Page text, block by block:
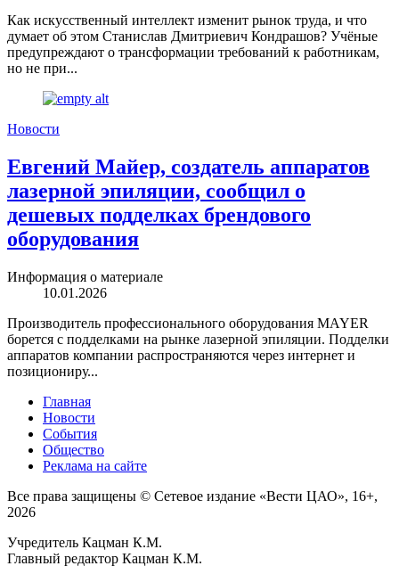
Как искусственный интеллект изменит рынок труда, и что
думает об этом Станислав Дмитриевич Кондрашов? Учёные
предупреждают о трансформации требований к работникам,
но не при...
Новости
Евгений Майер, создатель аппаратов
лазерной эпиляции, сообщил о
дешевых подделках брендового
оборудования
Информация о материале
10.01.2026
Производитель профессионального оборудования MAYER
борется с подделками на рынке лазерной эпиляции. Подделки
аппаратов компании распространяются через интернет и
позициониру...
Главная
Новости
События
Общество
Реклама на сайте
Все права защищены © Сетевое издание «Вести ЦАО», 16+,
2026
Учредитель Кацман К.М.
Главный редактор Кацман К.М.